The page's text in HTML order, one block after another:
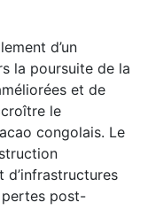
d’un
la poursuite de la
et de
le
congolais. Le
d’infrastructures
post-